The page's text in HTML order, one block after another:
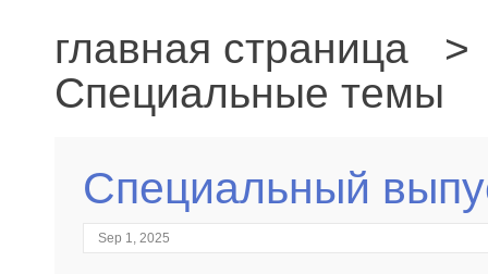
главная страница
Специальные темы
Специальный
Sep 1, 2025